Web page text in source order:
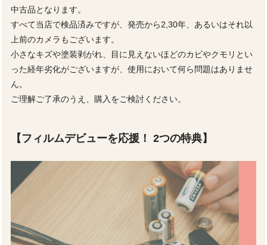
中古品となります。
すべて当店で検品済みですが、発売から2,30年、あるいはそれ以
上前のカメラもございます。
小さなキズや塗装剥がれ、目に見えないほどのカビやクモリとい
った経年劣化がございますが、使用において何ら問題はありませ
ん。
ご理解ご了承のうえ、購入をご検討ください。
【フィルムデビューを応援！ 2つの特典】